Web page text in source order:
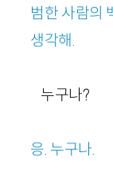
범한 사람의
생각해.
누구나?
응. 누구나.